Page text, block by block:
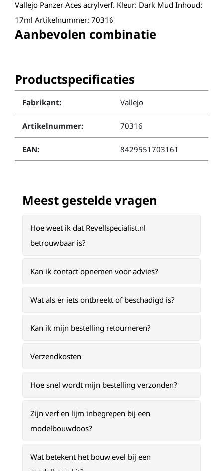
Vallejo Panzer Aces acrylverf. Kleur: Dark Mud Inhoud:
17ml Artikelnummer: 70316
Aanbevolen combinatie
Productspecificaties
Fabrikant: Vallejo
Artikelnummer: 70316
EAN: 8429551703161
Meest gestelde vragen
Hoe weet ik dat Revellspecialist.nl
betrouwbaar is?
Kan ik contact opnemen voor advies?
Wat als er iets ontbreekt of beschadigd is?
Kan ik mijn bestelling retourneren?
Verzendkosten
Hoe snel wordt mijn bestelling verzonden?
Zijn verf en lijm inbegrepen bij een
modelbouwdoos?
Wat betekent het bouwlevel bij een